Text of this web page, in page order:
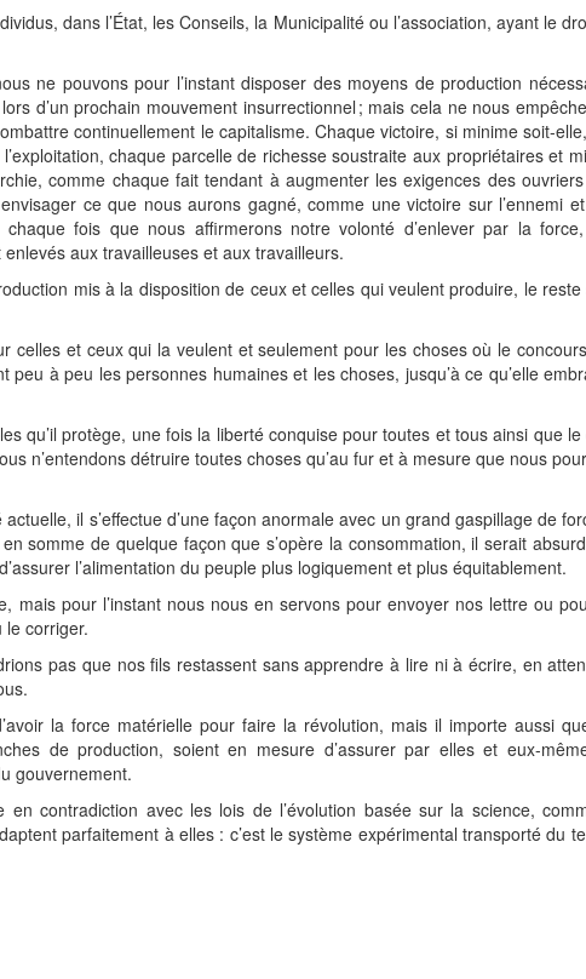
dans l’État, les Conseils, la Municipalité ou l’association, ayant le
ne pouvons pour l’instant disposer des moyens de production
d’un prochain mouvement insurrectionnel ; mais cela ne nous
continuellement le capitalisme. Chaque victoire, si minime soit-
chaque parcelle de richesse soustraite aux propriétaires et
comme chaque fait tendant à augmenter les exigences des
ce que nous aurons gagné, comme une victoire sur l’ennemi
fois que nous affirmerons notre volonté d’enlever par la
aux travailleuses et aux travailleurs.
mis à la disposition de ceux et celles qui veulent produire, le reste
celles et ceux qui la veulent et seulement pour les choses où le
peu à peu les personnes humaines et les choses, jusqu’à ce qu’elle
qu’il protège, une fois la liberté conquise pour toutes et tous ainsi que le
n’entendons détruire toutes choses qu’au fur et à mesure que nous
il s’effectue d’une façon anormale avec un grand gaspillage de
somme de quelque façon que s’opère la consommation, il serait
l’alimentation du peuple plus logiquement et plus équitablement.
pour l’instant nous nous en servons pour envoyer nos lettre ou
le corriger.
pas que nos fils restassent sans apprendre à lire ni à écrire, en
la force matérielle pour faire la révolution, mais il importe aussi
de production, soient en mesure d’assurer par elles et eux-
gouvernement.
contradiction avec les lois de l’évolution basée sur la science,
parfaitement à elles : c’est le système expérimental transporté du